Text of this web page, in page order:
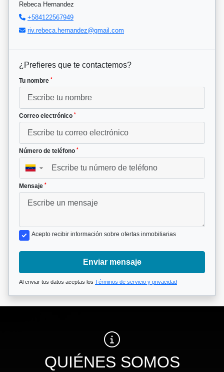
Rebeca Hernandez
+584122567949
riv.rebeca.hernandez@gmail.com
¿Prefieres que te contactemos?
Tu nombre *
Correo electrónico *
Número de teléfono *
▼
Mensaje *
Acepto recibir información sobre ofertas inmobiliarias
Enviar mensaje
Al enviar tus datos aceptas los Términos de servicio y privacidad
QUIÉNES SOMOS